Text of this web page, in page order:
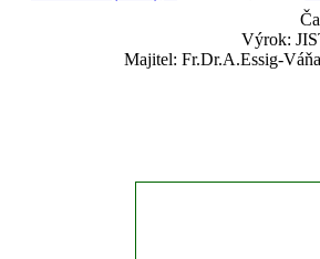
Výrok:
Majitel: Fr.Dr.A.Essig-